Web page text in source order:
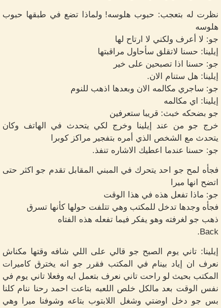
نظرت له بتعجب: حبوب هلوسه! ولماذا تضع في طبقها حبوب
هلوسه
جو: لا أعرف ولكني لا ارتاح لها
إيلينا: حسنا لاتقلق سأحاول مراقبتها
جو: حسنا اذا تصبحين على خير
إيلينا: هل ستنام الان.
جو: ساجري مكالمه الان وبعدها اذهب للنوم
إيلينا: اي مكالمه
جو بضحكه خبث: قريبا ستعرفين
خرج جو من عند إيلينا وخرج لكي يتحدث في الهاتف وكان
يتحدث مع الشخص الذي أمره بتفجير مراكز كوبرا
جو: حسنا عندما اعطيك الاشاره تنفذ.
فجأه لمح جو احد يتحرك في المبني المقابل تقدم جو اكثر حتى
اتضح انها ميرا
جو: ماذا تفعل هذه في هذا الوقت
فجأه وجدها تدخل للمكتب وهي تتلفت حولها كأنها تسرق
ذهب جو لغرفته وهو يفكر فيما تفعله هذه الفتاه
Back.
إيلينا: تاني يوم الصبح جو قالي على اللي شافه وقتها مكناش
نعرف ان إياد بينام في المكتب فقرر جو انه يخترق كاميرات
المكتب بحيث لو راحت تاني نعرف بتعمل ايه وفعلا تاني يوم في
نفس الوقت بعد مالكل خلص اللعبه بتاعت احمد رحنا ننام كلنا
بس جو دخل اوضتي وشغل اللابتوب بتاعه وشوفنا ميرا وهي